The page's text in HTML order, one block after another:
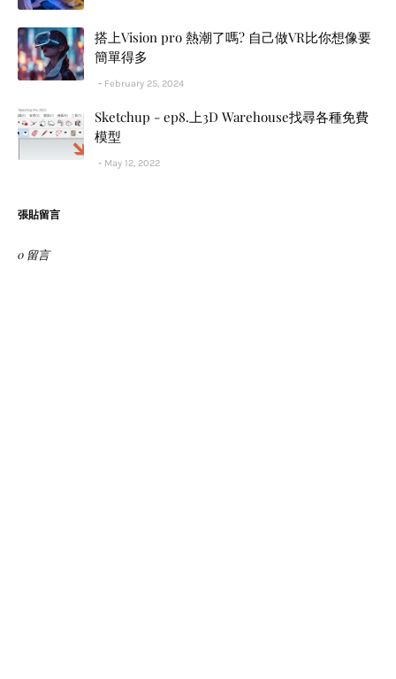
搭上Vision pro 熱潮了嗎? 自己做VR比你想像要
簡單得多
February 25, 2024
Sketchup - ep8.上3D Warehouse找尋各種免費
模型
May 12, 2022
張貼留言
0 留言